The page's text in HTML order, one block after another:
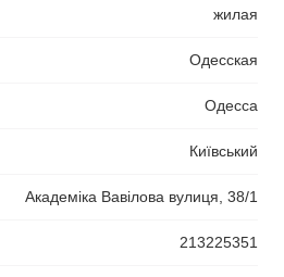
жилая
Одесская
Одесса
Київський
Академіка Вавілова вулиця, 38/1
213225351